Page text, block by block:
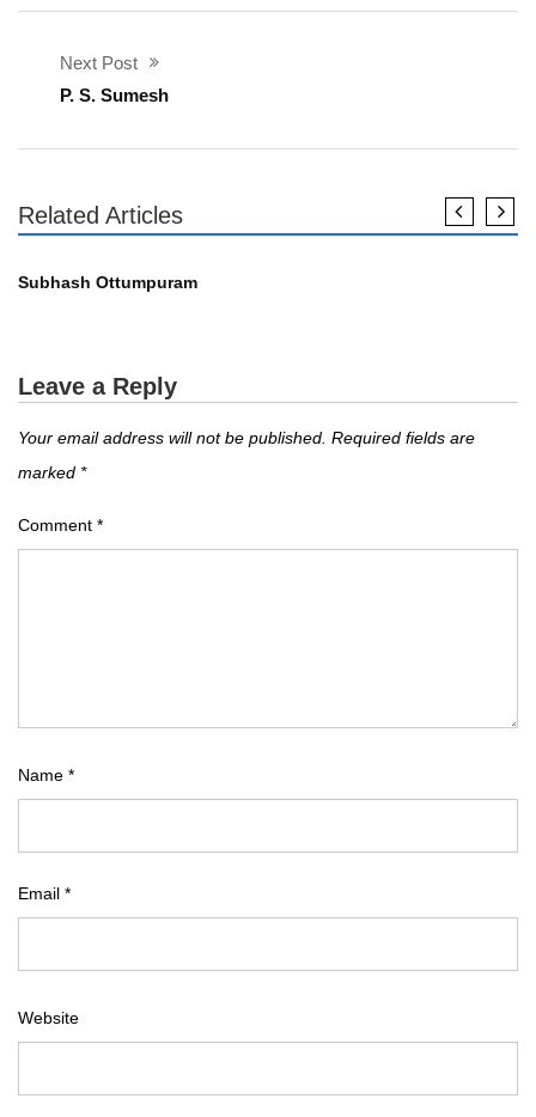
Next Post
P. S. Sumesh
Related Articles
എഴുത്തുകാർ
Subhash Ottumpuram
Leave a Reply
Your email address will not be published. Required fields are
marked *
Comment *
Name *
Email *
Website